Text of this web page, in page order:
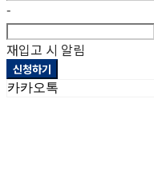
-
재입고 시 알림
신청하기
카카오톡